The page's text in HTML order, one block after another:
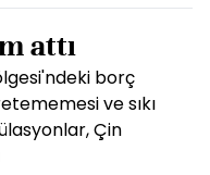
attı
borç
ve sıkı
Çin